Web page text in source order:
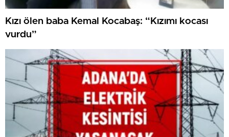
Kızı ölen baba Kemal Kocabaş: “Kızımı kocası
vurdu”